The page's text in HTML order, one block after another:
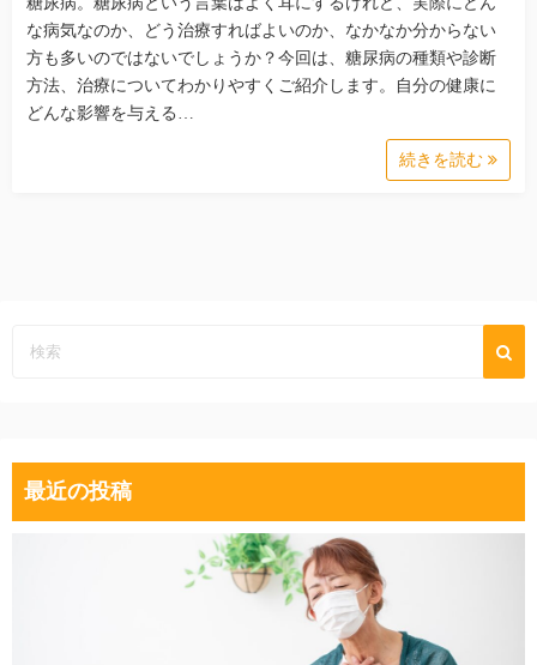
な病気なのか、どう治療すればよいのか、なかなか分からない
方も多いのではないでしょうか？今回は、糖尿病の種類や診断
方法、治療についてわかりやすくご紹介します。自分の健康に
どんな影響を与える…
続きを読む
最近の投稿